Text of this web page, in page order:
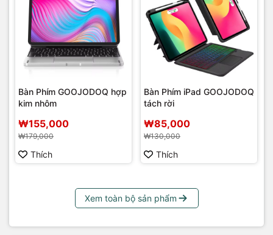
Bàn Phím GOOJODOQ hợp
kim nhôm
₩155,000
₩179,000
Thích
Bàn Phím iPad GOOJODOQ
tách rời
₩85,000
₩130,000
Thích
Xem toàn bộ sản phẩm